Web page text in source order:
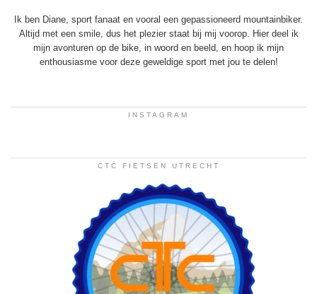
Ik ben Diane, sport fanaat en vooral een gepassioneerd mountainbiker.
Altijd met een smile, dus het plezier staat bij mij voorop. Hier deel ik
mijn avonturen op de bike, in woord en beeld, en hoop ik mijn
enthousiasme voor deze geweldige sport met jou te delen!
INSTAGRAM
CTC FIETSEN UTRECHT